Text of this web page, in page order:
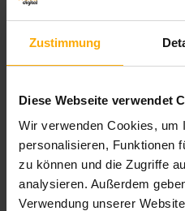
Zustimmung
Diese Webseite verwendet
Wir verwenden Cookies, um
personalisieren, Funktionen
zu können und die Zugriffe
analysieren. Außerdem
Verwendung unserer
Deutschsprachiger